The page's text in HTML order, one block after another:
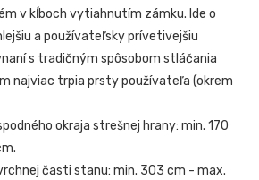
v kĺboch vytiahnutím zámku. Ide o
a používateľsky prívetivejšiu
s tradičným spôsobom stláčania
najviac trpia prsty používateľa (okrem
okraja strešnej hrany: min. 170
časti stanu: min. 303 cm - max.